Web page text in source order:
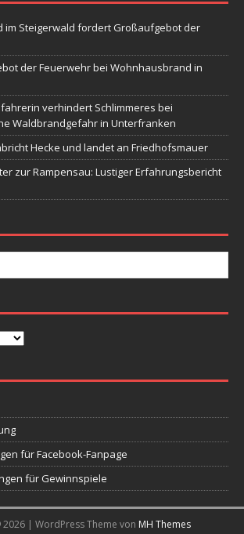
im Steigerwald fordert Großaufgebot der
der Feuerwehr bei Wohnhausbrand in
verhindert Schlimmeres bei
Waldbrandgefahr in Unterfranken
Hecke und landet an Friedhofsmauer
zur Rampensau: Lustiger Erfahrungsbericht
für Facebook-Fanpage
für Gewinnspiele
| WordPress Theme von MH Themes